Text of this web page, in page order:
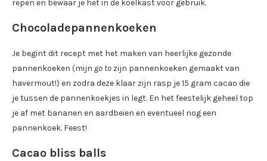
repen en bewaar je het in de koelkast voor gebruik.
Chocoladepannenkoeken
Je begint dit recept met het maken van heerlijke gezonde
pannenkoeken (mijn go to zijn pannenkoeken gemaakt van
havermout!) en zodra deze klaar zijn rasp je 15 gram cacao die
je tussen de pannenkoekjes in legt. En het feestelijk geheel top
je af met bananen en aardbeien en eventueel nog een
pannenkoek. Feest!
Cacao bliss balls